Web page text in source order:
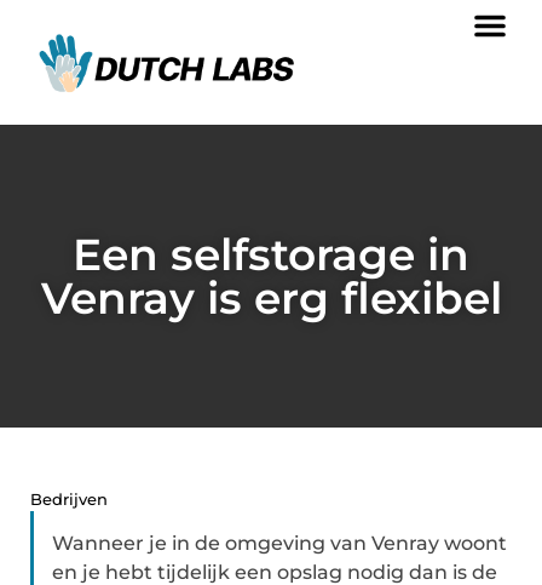
Een selfstorage in
Venray is erg flexibel
Bedrijven
Wanneer je in de omgeving van Venray woont
en je hebt tijdelijk een opslag nodig dan is de